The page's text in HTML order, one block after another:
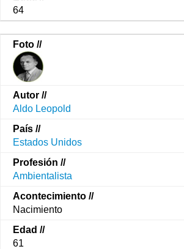
64
Aldo Leopold
Estados Unidos
Ambientalista
Nacimiento
61